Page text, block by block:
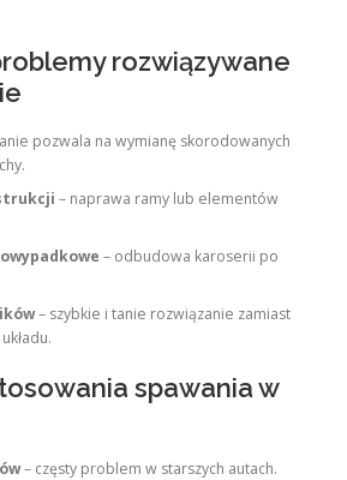
rozwiązywane
pozwala na wymianę skorodowanych
– naprawa ramy lub elementów
– odbudowa karoserii po
– szybkie i tanie rozwiązanie zamiast
spawania w
– częsty problem w starszych autach.